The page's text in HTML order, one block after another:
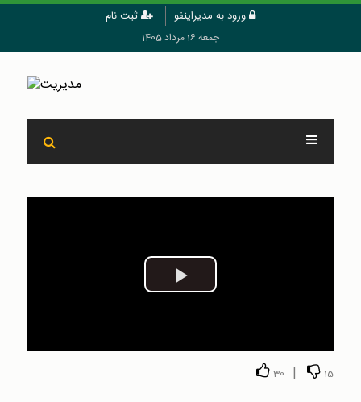
ورود به مدیراینفو ثبت نام
جمعه 16 مرداد 1405
Play
15
|
30